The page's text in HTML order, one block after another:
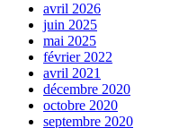
avril 2026
juin 2025
mai 2025
février 2022
avril 2021
décembre 2020
octobre 2020
septembre 2020